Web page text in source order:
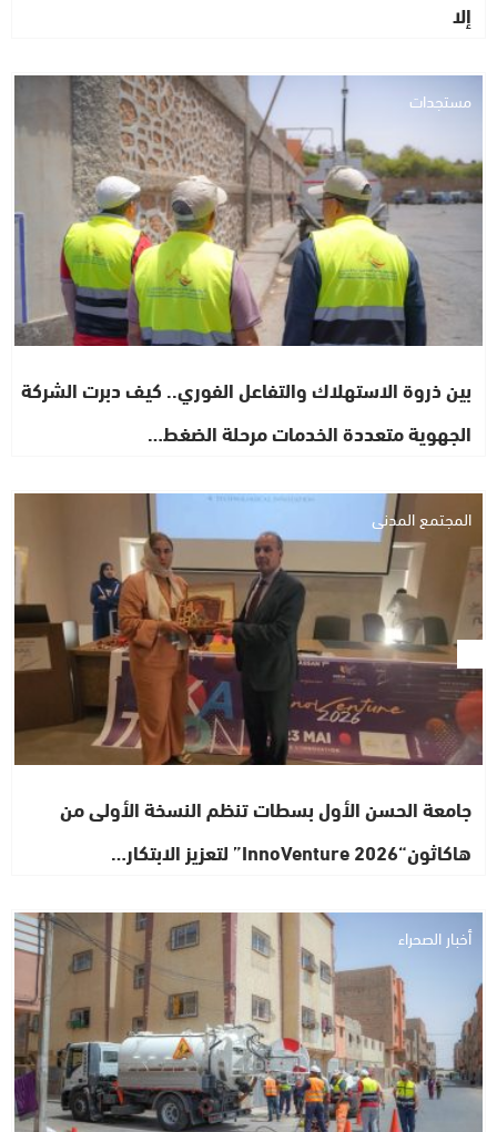
إلا
مستجدات
بين ذروة الاستهلاك والتفاعل الفوري.. كيف دبرت الشركة
الجهوية متعددة الخدمات مرحلة الضغط…
المجتمع المدني
جامعة الحسن الأول بسطات تنظم النسخة الأولى من
هاكاثون“InnoVenture 2026” لتعزيز الابتكار…
أخبار الصحراء